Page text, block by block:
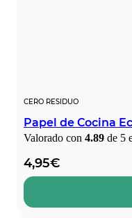
CERO RESIDUO
Papel de Cocina
Valorado con 4.89 de 5
4,95€